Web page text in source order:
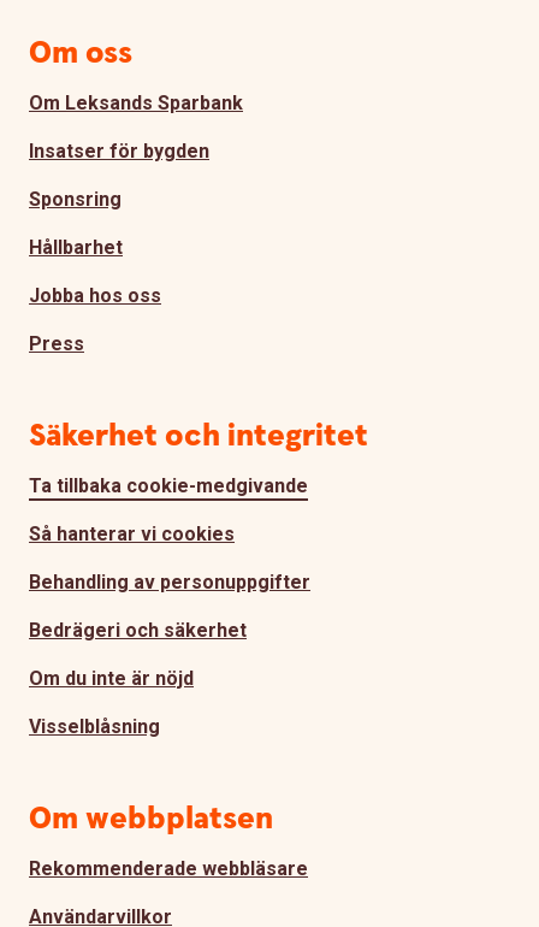
Om oss
Om Leksands Sparbank
Insatser för bygden
Sponsring
Hållbarhet
Jobba hos oss
Press
Säkerhet och integritet
Ta tillbaka cookie-medgivande
Så hanterar vi cookies
Behandling av personuppgifter
Bedrägeri och säkerhet
Om du inte är nöjd
Visselblåsning
Om webbplatsen
Rekommenderade webbläsare
Användarvillkor